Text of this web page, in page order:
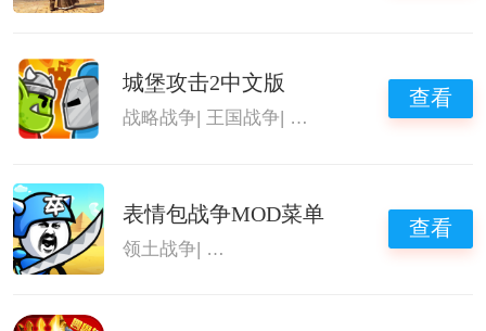
城堡攻击2中文版
战略战争 王国战争 领土战争 生存战争系
查看
表情包战争MOD菜单
领土战争| 表情包战争所有版本
查看